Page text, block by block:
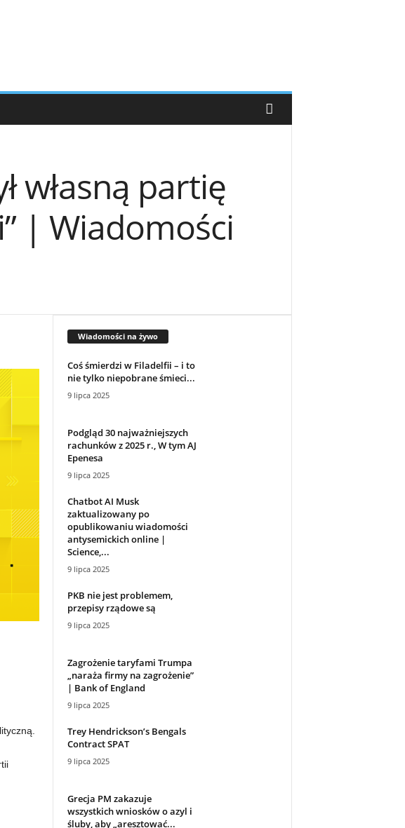
własną partię
| Wiadomości
Wiadomości na żywo
Coś śmierdzi w Filadelfii – i to
nie tylko niepobrane śmieci...
9 lipca 2025
Podgląd 30 najważniejszych
rachunków z 2025 r., W tym AJ
Epenesa
9 lipca 2025
Chatbot AI Musk
zaktualizowany po
opublikowaniu wiadomości
antysemickich online |
Science,...
9 lipca 2025
PKB nie jest problemem,
przepisy rządowe są
9 lipca 2025
Zagrożenie taryfami Trumpa
„naraża firmy na zagrożenie”
| Bank of England
9 lipca 2025
Trey Hendrickson’s Bengals
Contract SPAT
9 lipca 2025
Grecja PM zakazuje
wszystkich wniosków o azyl i
śluby, aby „aresztować...